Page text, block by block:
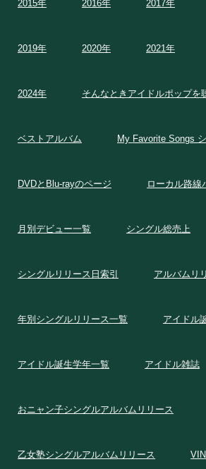
2015年 2016年 2017年
2019年 2020年 2021年
2024年 そんなときアイドルポップを
ベストアルバム My Favorite Songs
DVDとBlu-rayのページ ローカル路線
月別デビュー一覧 シングル総売上
シングルリリース日索引 アルバムリ
年別シングルリリース一覧 アイドル
アイドル誕生学年一覧 アイドル雑誌
おニャン子シングルアルバムリリース
乙女塾シングルアルバムリリース